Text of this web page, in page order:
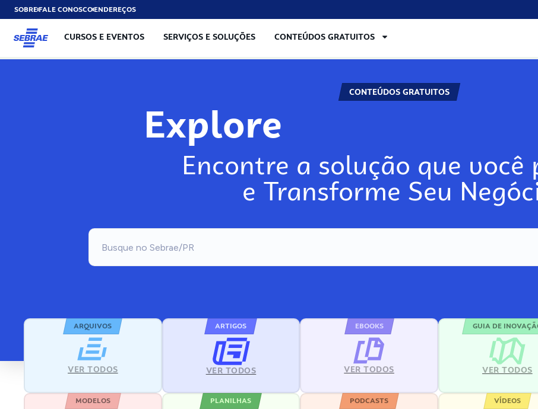
SOBREFALE CONOSCOENDEREÇOS
CURSOS E EVENTOS SERVIÇOS E SOLUÇÕES CONTEÚDOS GRATUITOS
CONTEÚDOS GRATUITOS
Explore
Encontre a solução que você
e Transforme Seu
ARQUIVOS
VER TODOS
ARTIGOS
VER TODOS
EBOOKS
VER TODOS
GUIA DE
VER TODOS
MODELOS PLANILHAS PODCASTS VÍDEOS